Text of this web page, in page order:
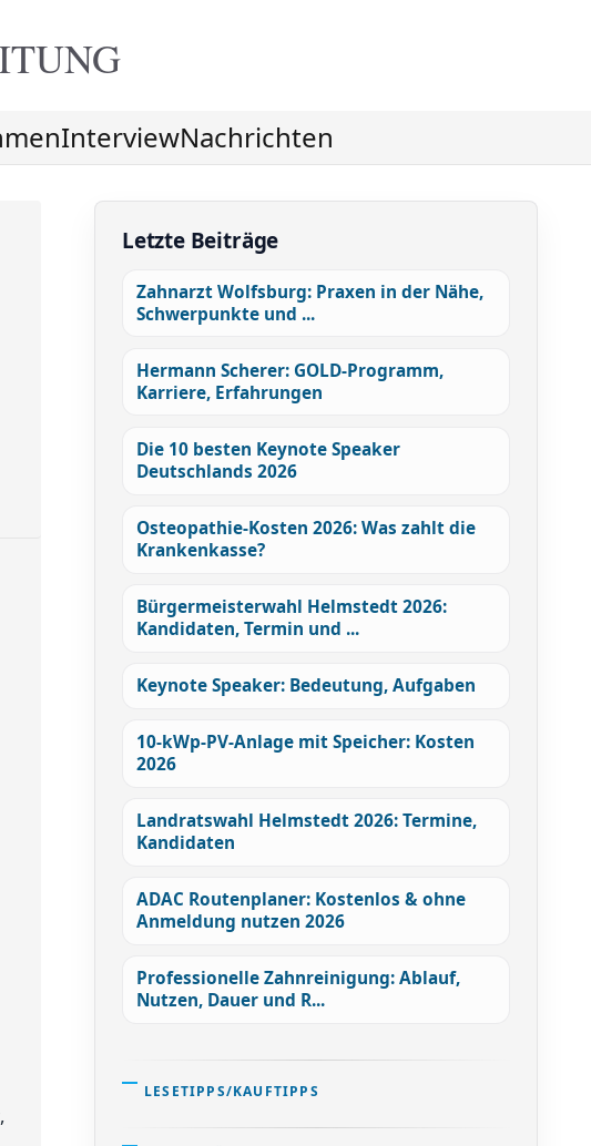
InterviewNachrichten
Letzte Beiträge
Zahnarzt Wolfsburg: Praxen in der Nähe,
Schwerpunkte und ...
Hermann Scherer: GOLD-Programm,
Karriere, Erfahrungen
Die 10 besten Keynote Speaker
Deutschlands 2026
Osteopathie-Kosten 2026: Was zahlt die
Krankenkasse?
Bürgermeisterwahl Helmstedt 2026:
Kandidaten, Termin und ...
Keynote Speaker: Bedeutung, Aufgaben
10-kWp-PV-Anlage mit Speicher: Kosten
2026
Landratswahl Helmstedt 2026: Termine,
Kandidaten
ADAC Routenplaner: Kostenlos & ohne
Anmeldung nutzen 2026
Professionelle Zahnreinigung: Ablauf,
Nutzen, Dauer und R...
LESETIPPS/KAUFTIPPS